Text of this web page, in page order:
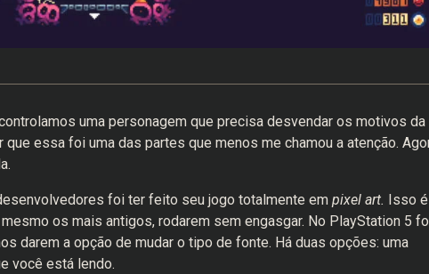
uma personagem que precisa desvendar os motivos da
essa foi uma das partes que menos me chamou a atenção.
foi ter feito seu jogo totalmente em pixel art. Isso é
os mais antigos, rodarem sem engasgar. No PlayStation 5
darem a opção de mudar o tipo de fonte. Há duas opções: uma
você está lendo.